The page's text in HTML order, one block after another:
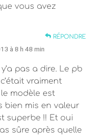
vous avez
RÉPONDRE
à 8 h 48 min
pas a dire. Le pb
vraiment
le modèle est
bien mis en valeur
superbe !! Et oui
sûre après quelle